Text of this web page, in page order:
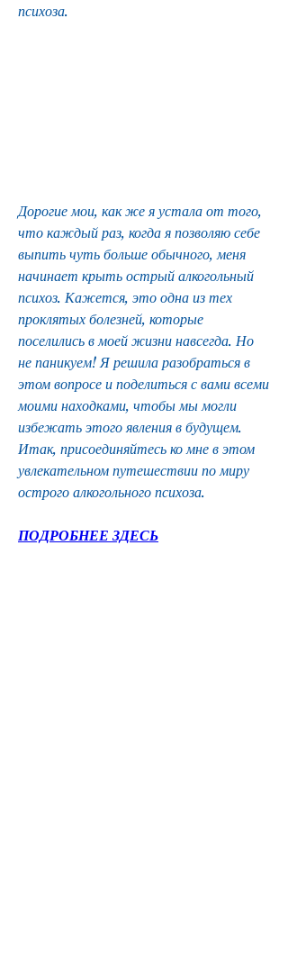
психоза.
Дорогие мои, как же я устала от того,
что каждый раз, когда я позволяю себе
выпить чуть больше обычного, меня
начинает крыть острый алкогольный
психоз. Кажется, это одна из тех
проклятых болезней, которые
поселились в моей жизни навсегда. Но
не паникуем! Я решила разобраться в
этом вопросе и поделиться с вами всеми
моими находками, чтобы мы могли
избежать этого явления в будущем.
Итак, присоединяйтесь ко мне в этом
увлекательном путешествии по миру
острого алкогольного психоза.
ПОДРОБНЕЕ ЗДЕСЬ